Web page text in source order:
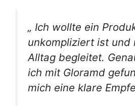
„ Ich wollte ein
unkompliziert ist und
Alltag begleitet.
ich mit Gloramd
mich eine klare